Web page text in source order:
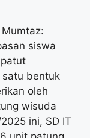
siswa
satu bentuk
oleh
wisuda
ini, SD IT